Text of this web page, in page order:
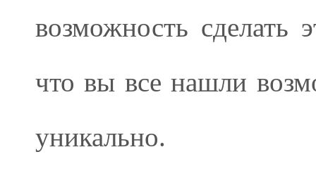
возможность сделать
что вы все нашли
уникально.